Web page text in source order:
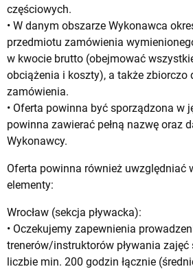
częściowych.
• W danym obszarze Wykonawca
przedmiotu zamówienia
w kwocie brutto (obejmować
obciążenia i koszty), a także zbiorczo
zamówienia.
• Oferta powinna być sporządzona w
powinna zawierać pełną nazwę oraz
Wykonawcy.
Oferta powinna również uwzględniać
elementy:
Wrocław (sekcja pływacka):
• Oczekujemy zapewnienia
trenerów/instruktorów pływania zajęć
liczbie min. 200 godzin łącznie